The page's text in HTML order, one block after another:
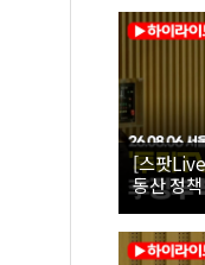
[스팟
동산 정
대토론회